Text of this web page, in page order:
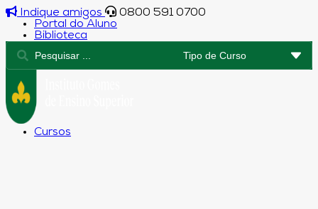
Indique amigos
0800 591 0700
Portal do Aluno
Biblioteca
Cursos